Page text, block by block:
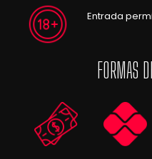
Entrada
FORMAS